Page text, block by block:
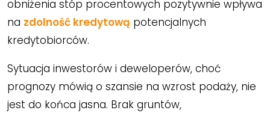
obniżenia stóp procentowych pozytywnie wpływa
na zdolność kredytową potencjalnych
kredytobiorców.
Sytuacja inwestorów i deweloperów, choć
prognozy mówią o szansie na wzrost podaży, nie
jest do końca jasna. Brak gruntów,